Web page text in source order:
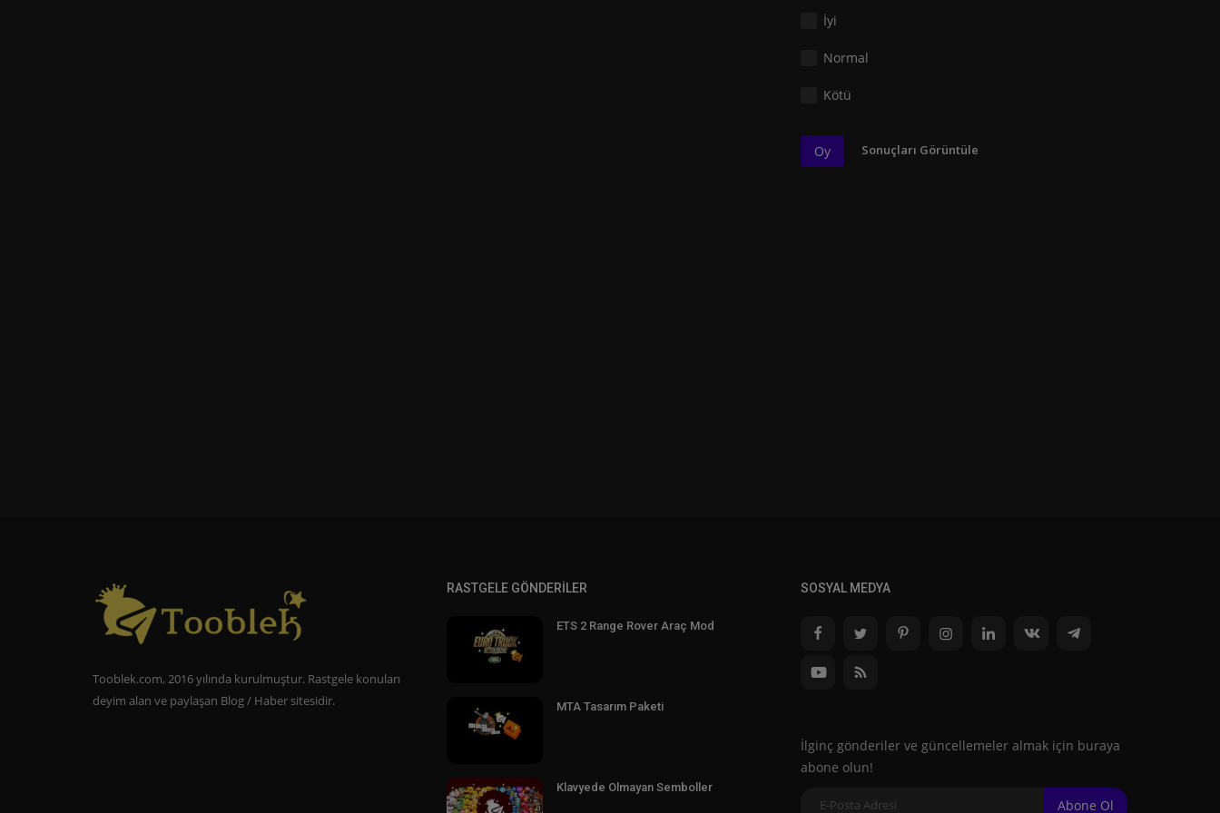
İyi
Normal
Kötü
Oy Sonuçları Görüntüle
Tooblek.com, 2016 yılında kurulmuştur. Rastgele konuları
deyim alan ve paylaşan Blog / Haber sitesidir.
RASTGELE GÖNDERILER
ETS 2 Range Rover Araç Mod
MTA Tasarım Paketi
Klavyede Olmayan Semboller
SOSYAL MEDYA
İlginç gönderiler ve güncellemeler almak için buraya
abone olun!
Abone Ol